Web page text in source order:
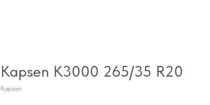
Kapsen K3000 265/35 R20
Kapsen